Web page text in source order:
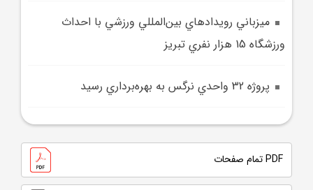
ميزباني رويدادهاي بين‌المللي ورزشي با احداث
ورزشگاه 15 هزار نفري تبريز
پروژه 32 واحدي نرگس به بهره‌برداري رسيد
PDF تمام صفحات